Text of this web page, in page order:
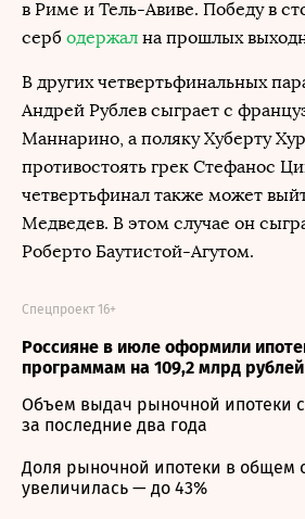
в Риме и Тель-Авиве. Победу в
серб одержал на прошлых
В других четвертьфинальных
Андрей Рублев сыграет с
Маннарино, а поляку Хуберту
противостоять грек Стефанос
четвертьфинал также может
Медведев. В этом случае он
Роберто Баутистой-Агутом.
Россияне в июле оформили
программам на 109,2 млрд рублей
Спецпроект 16+
Объем выдач рыночной ипотеки
за последние два года
Доля рыночной ипотеки в общем
увеличилась — до 43%